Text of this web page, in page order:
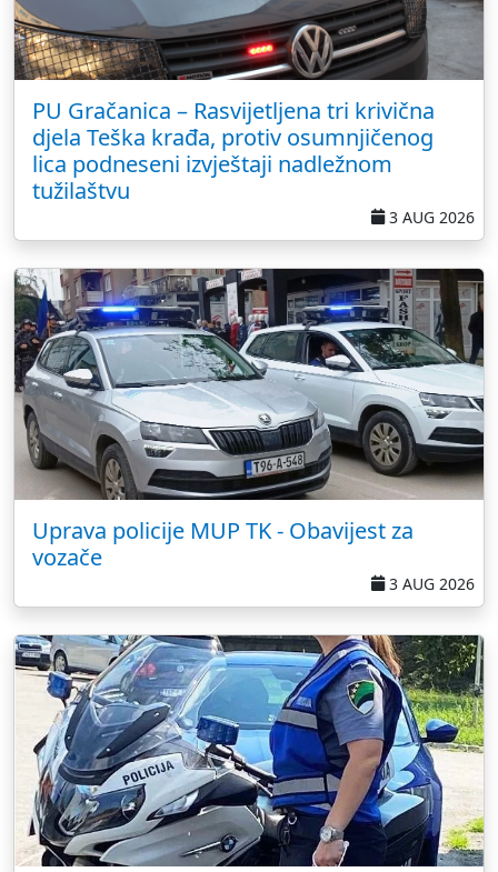
PU Gračanica – Rasvijetljena tri krivična
djela Teška krađa, protiv osumnjičenog
lica podneseni izvještaji nadležnom
tužilaštvu
3 AUG 2026
Uprava policije MUP TK - Obavijest za
vozače
3 AUG 2026